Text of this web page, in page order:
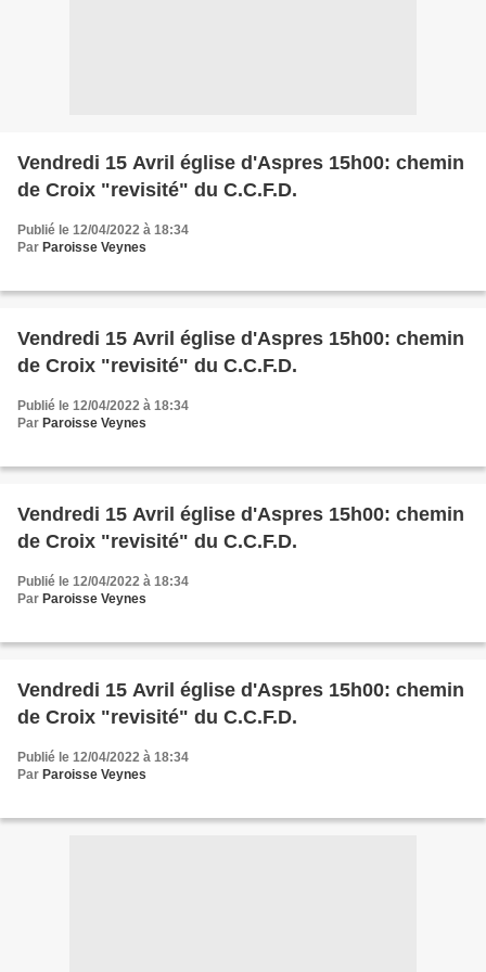
Vendredi 15 Avril église d'Aspres 15h00: chemin
de Croix "revisité" du C.C.F.D.
Publié le 12/04/2022 à 18:34
Par Paroisse Veynes
Vendredi 15 Avril église d'Aspres 15h00: chemin
de Croix "revisité" du C.C.F.D.
Publié le 12/04/2022 à 18:34
Par Paroisse Veynes
Vendredi 15 Avril église d'Aspres 15h00: chemin
de Croix "revisité" du C.C.F.D.
Publié le 12/04/2022 à 18:34
Par Paroisse Veynes
Vendredi 15 Avril église d'Aspres 15h00: chemin
de Croix "revisité" du C.C.F.D.
Publié le 12/04/2022 à 18:34
Par Paroisse Veynes